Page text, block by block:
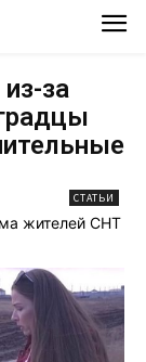
за
СТАТЬИ
жителей СНТ